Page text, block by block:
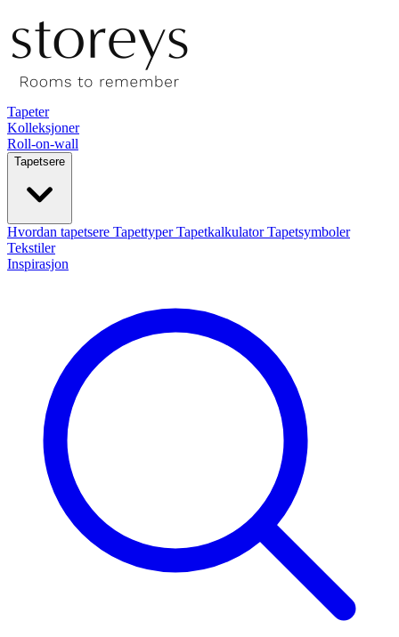
Tapeter
Kolleksjoner
Roll-on-wall
Tapetsere
Hvordan tapetsere TapettyperTapetkalkulatorTapetsymboler
Tekstiler
Inspirasjon